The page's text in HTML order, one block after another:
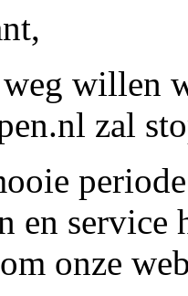
willen
zal
en service
onze